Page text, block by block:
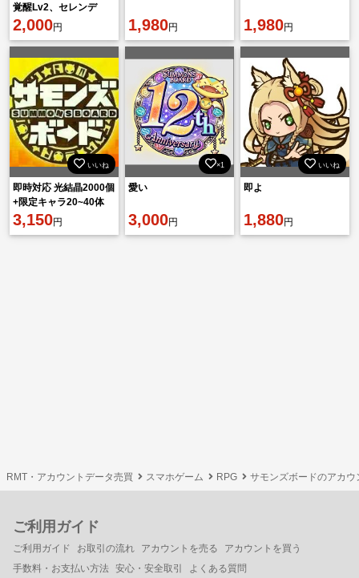
覚醒Lv2、セレンデ
ィ、スーシュ、真獣ク
ロユリ
2,000円 1,980円 1,980円
いいね
即時対応 光結晶2000個
+限定キャラ20~40体
（ランダム）初期！
3,150円
×1
愛い
3,000円
いいね
即よ
1,880円
RMT・アカウントデータ売買 スマホゲーム RPG サモンズボードのアカウ
ご利用ガイド
ご利用ガイド お取引の流れ アカウントを売る
アカウントを買う
手数料・お支払い方法 安心・安全取引 よくある質問